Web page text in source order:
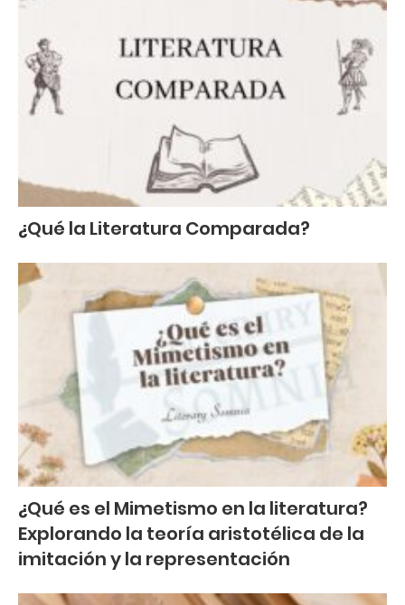
¿Qué la Literatura Comparada?
¿Qué es el Mimetismo en la literatura?
Explorando la teoría aristotélica de la
imitación y la representación